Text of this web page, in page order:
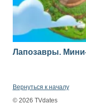
Лапозавры.
Вернуться к началу
© 2026 TVdates